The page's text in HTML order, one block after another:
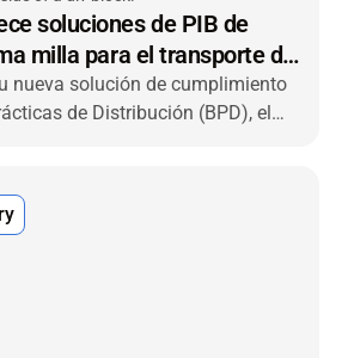
soluciones de PIB de
milla para el transporte de
en Alemania
nueva solución de cumplimiento
de Distribución (BPD), el
de gestión y validación de la
real de extremo a extremo en